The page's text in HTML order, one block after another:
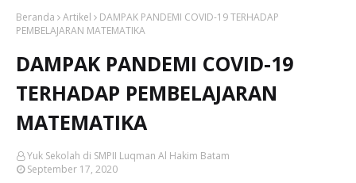
Beranda Artikel
DAMPAK PANDEMI COVID-19 TERHADAP
PEMBELAJARAN MATEMATIKA
DAMPAK PANDEMI COVID-19
TERHADAP PEMBELAJARAN
MATEMATIKA
Yuk Sekolah di SMPII Luqman Al Hakim Batam
September 17, 2020